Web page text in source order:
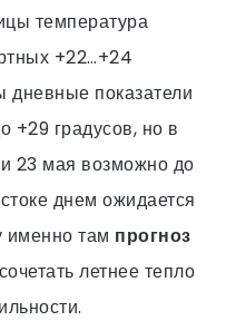
температура
+22…+24
дневные показатели
+29 градусов, но в
23 мая возможно до
днем ожидается
именно там прогноз
летнее тепло